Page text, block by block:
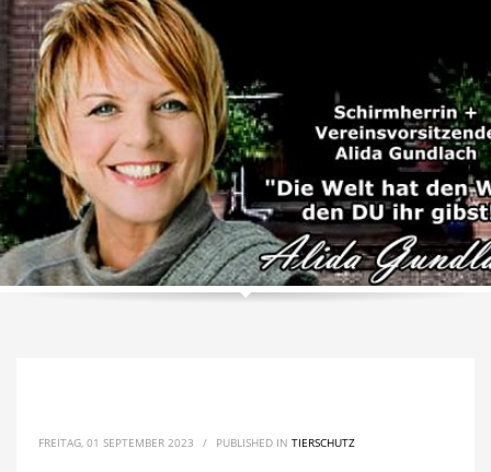
FREITAG, 01 SEPTEMBER 2023 / PUBLISHED IN TIERSCHUTZ